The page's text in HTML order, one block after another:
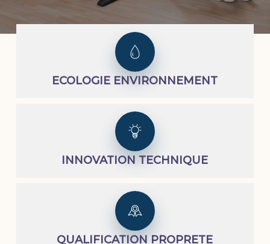
ECOLOGIE ENVIRONNEMENT
INNOVATION TECHNIQUE
QUALIFICATION PROPRETE